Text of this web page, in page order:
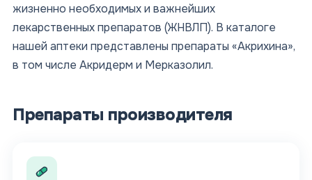
жизненно необходимых и важнейших
лекарственных препаратов (ЖНВЛП). В каталоге
нашей аптеки представлены препараты «Акрихина»,
в том числе Акридерм и Мерказолил.
Препараты производителя